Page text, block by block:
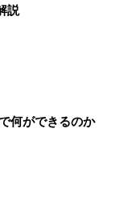
説
何ができるのか